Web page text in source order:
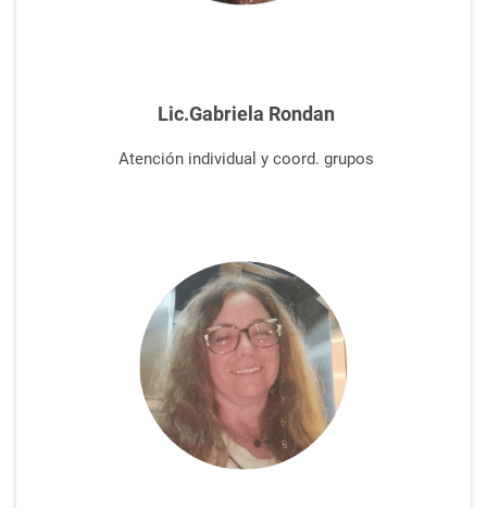
Lic.Gabriela Rondan
Atención individual y coord. grupos